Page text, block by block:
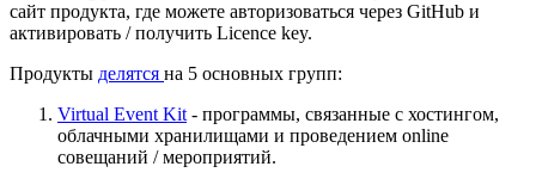
сайт продукта, где можете авторизоваться через GitHub и
активировать / получить Licence key.
Продукты делятся на 5 основных групп:
Virtual Event Kit - программы, связанные с хостингом,
облачными хранилищами и проведением online
совещаний / мероприятий.